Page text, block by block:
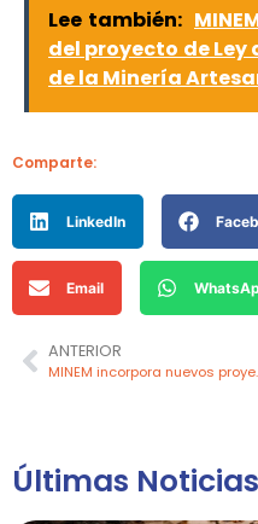
Lee también:
del proyecto de Ley
de la Minería
Comparte:
LinkedIn
Email
ANTERIOR
MINEM incorpora
Últimas